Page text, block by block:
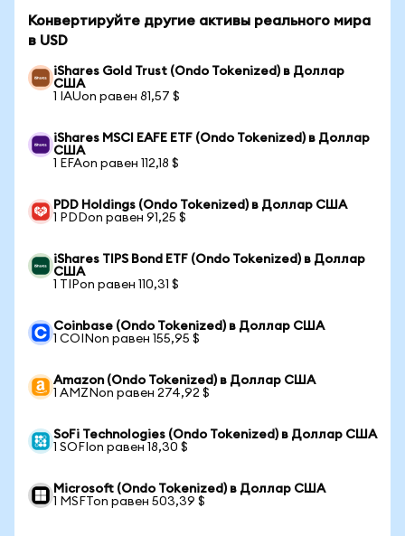
Конвертируйте другие активы реального мира
в USD
iShares Gold Trust (Ondo Tokenized) в Доллар
США
1 IAUon равен 81,57 $
iShares MSCI EAFE ETF (Ondo Tokenized) в Доллар
США
1 EFAon равен 112,18 $
PDD Holdings (Ondo Tokenized) в Доллар США
1 PDDon равен 91,25 $
iShares TIPS Bond ETF (Ondo Tokenized) в Доллар
США
1 TIPon равен 110,31 $
Coinbase (Ondo Tokenized) в Доллар США
1 COINon равен 155,95 $
Amazon (Ondo Tokenized) в Доллар США
1 AMZNon равен 274,92 $
SoFi Technologies (Ondo Tokenized) в Доллар США
1 SOFIon равен 18,30 $
Microsoft (Ondo Tokenized) в Доллар США
1 MSFTon равен 503,39 $